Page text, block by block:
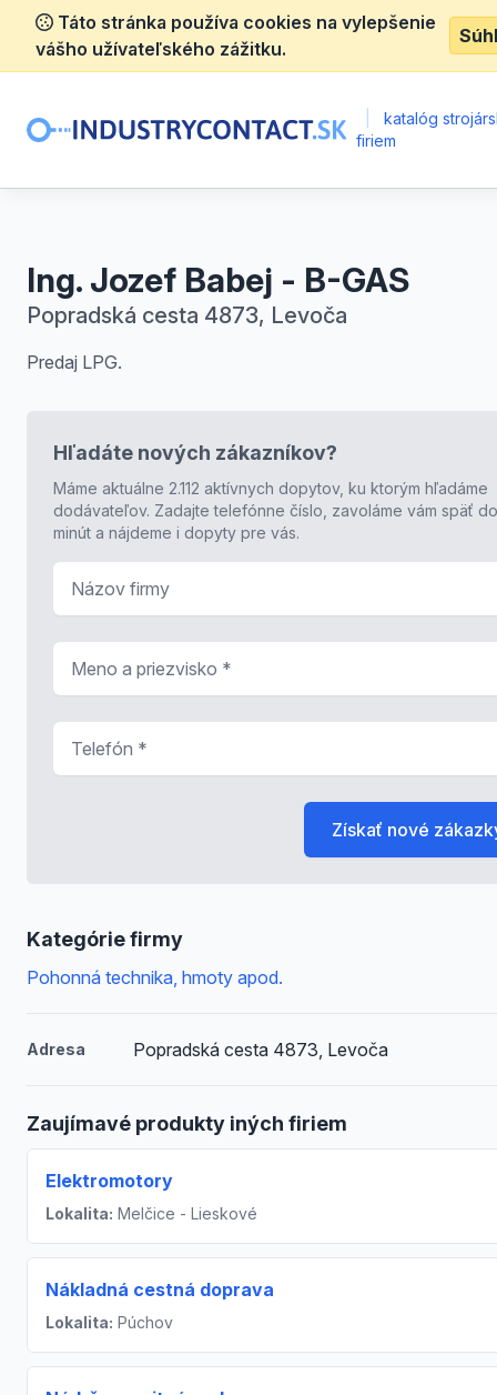
Táto stránka používa cookies na vylepšenie
vášho užívateľského zážitku.
katalóg
firiem
Ing. Jozef Babej - B-GAS
Popradská cesta 4873, Levoča
Predaj LPG.
Kategórie firmy
Pohonná technika, hmoty apod.
Adresa Popradská cesta 4873, Levoča
Zaujímavé produkty iných firiem
Elektromotory
Lokalita: Melčice - Lieskové
Nákladná cestná doprava
Lokalita: Púchov
Hľadáte nových zákazníkov?
Máme aktuálne 2.112 aktívnych dopytov, ku ktorým hľadáme
dodávateľov. Zadajte telefónne číslo, zavoláme vám späť
minút a nájdeme i dopyty pre vás.
Získať nové